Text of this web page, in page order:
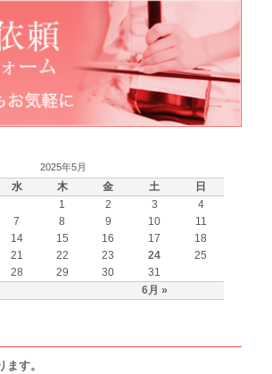
2025年5月
水 木 金 土 日
6月 »
1 2 3
4
7 8 9 10
11
14 15 16 17
18
21 22 23 24
25
28 29 30 31
す。